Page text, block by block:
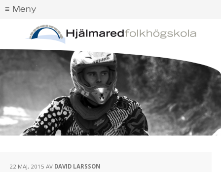
22 MAJ, 2015 AV DAVID LARSSON